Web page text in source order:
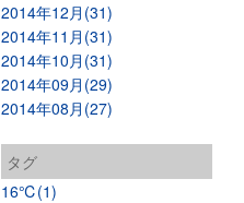
2014年12月(31)
2014年11月(31)
2014年10月(31)
2014年09月(29)
2014年08月(27)
タグ
16℃(1)